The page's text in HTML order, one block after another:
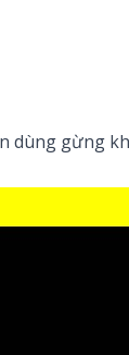
gừng